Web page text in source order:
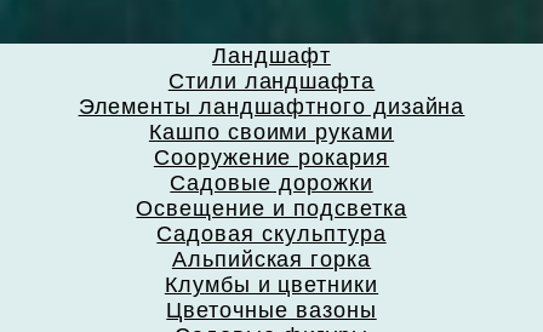
Ландшафт
Стили ландшафта
Элементы ландшафтного дизайна
Кашпо своими руками
Сооружение рокария
Садовые дорожки
Освещение и подсветка
Садовая скульптура
Альпийская горка
Клумбы и цветники
Цветочные вазоны